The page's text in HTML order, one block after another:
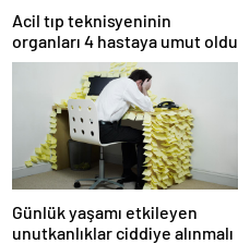
Acil tıp teknisyeninin
organları 4 hastaya umut oldu
Günlük yaşamı etkileyen
unutkanlıklar ciddiye alınmalı